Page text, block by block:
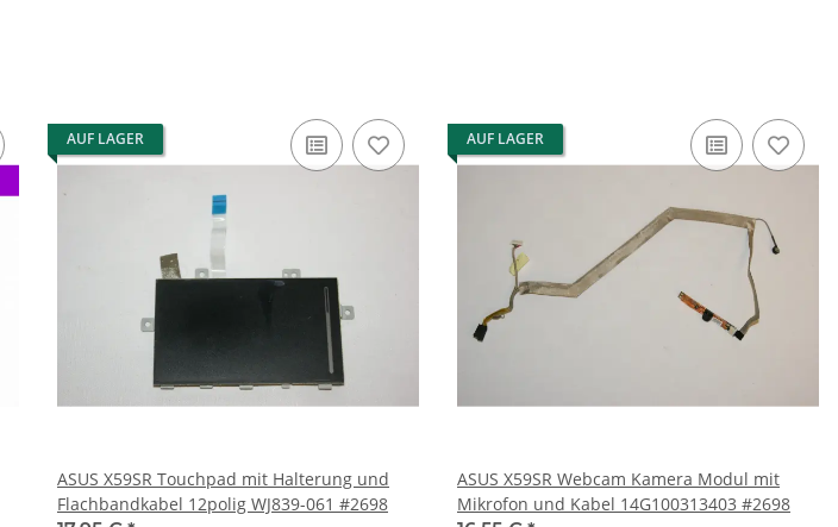
AUF LAGER
ASUS X59SR Touchpad mit Halterung und
Flachbandkabel 12polig WJ839-061 #2698
AUF LAGER
ASUS X59SR Webcam Kamera Modul mit
Mikrofon und Kabel 14G100313403 #2698